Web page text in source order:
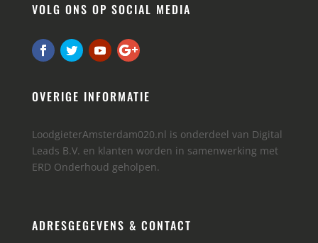
VOLG ONS OP SOCIAL MEDIA
OVERIGE INFORMATIE
LoodgieterAmsterdam020.nl is onderdeel van Digital
Leads B.V. en klanten worden in samenwerking met
ERD Onderhoud geholpen.
ADRESGEGEVENS & CONTACT